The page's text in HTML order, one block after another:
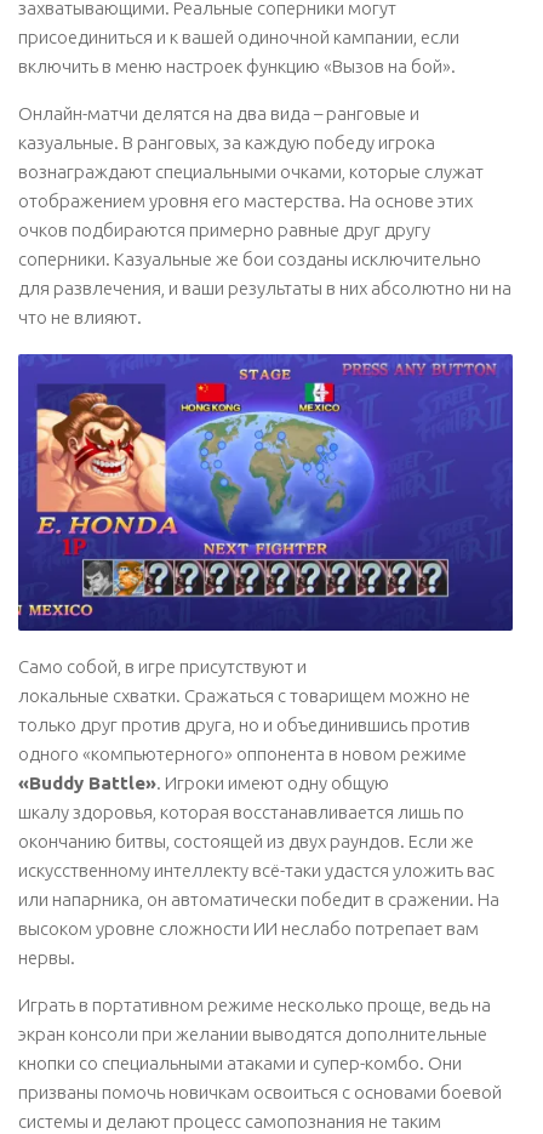
захватывающими. Реальные соперники могут
присоединиться и к вашей одиночной кампании, если
включить в меню настроек функцию «Вызов на бой».
Онлайн-матчи делятся на два вида – ранговые и
казуальные. В ранговых, за каждую победу игрока
вознаграждают специальными очками, которые служат
отображением уровня его мастерства. На основе этих
очков подбираются примерно равные друг другу
соперники. Казуальные же бои созданы исключительно
для развлечения, и ваши результаты в них абсолютно ни на
что не влияют.
Само собой, в игре присутствуют и
локальные схватки. Сражаться с товарищем можно не
только друг против друга, но и объединившись против
одного «компьютерного» оппонента в новом режиме
«Buddy Battle». Игроки имеют одну общую
шкалу здоровья, которая восстанавливается лишь по
окончанию битвы, состоящей из двух раундов. Если же
искусственному интеллекту всё-таки удастся уложить вас
или напарника, он автоматически победит в сражении. На
высоком уровне сложности ИИ неслабо потрепает вам
нервы.
Играть в портативном режиме несколько проще, ведь на
экран консоли при желании выводятся дополнительные
кнопки со специальными атаками и супер-комбо. Они
призваны помочь новичкам освоиться с основами боевой
системы и делают процесс самопознания не таким